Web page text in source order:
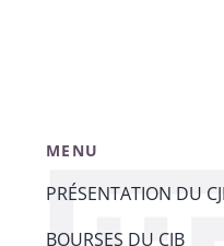
MENU
PRÉSENTATION DU
BOURSES DU CJB